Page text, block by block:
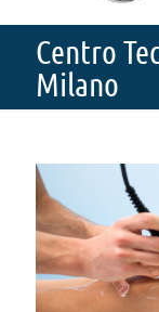
Centro
Milano